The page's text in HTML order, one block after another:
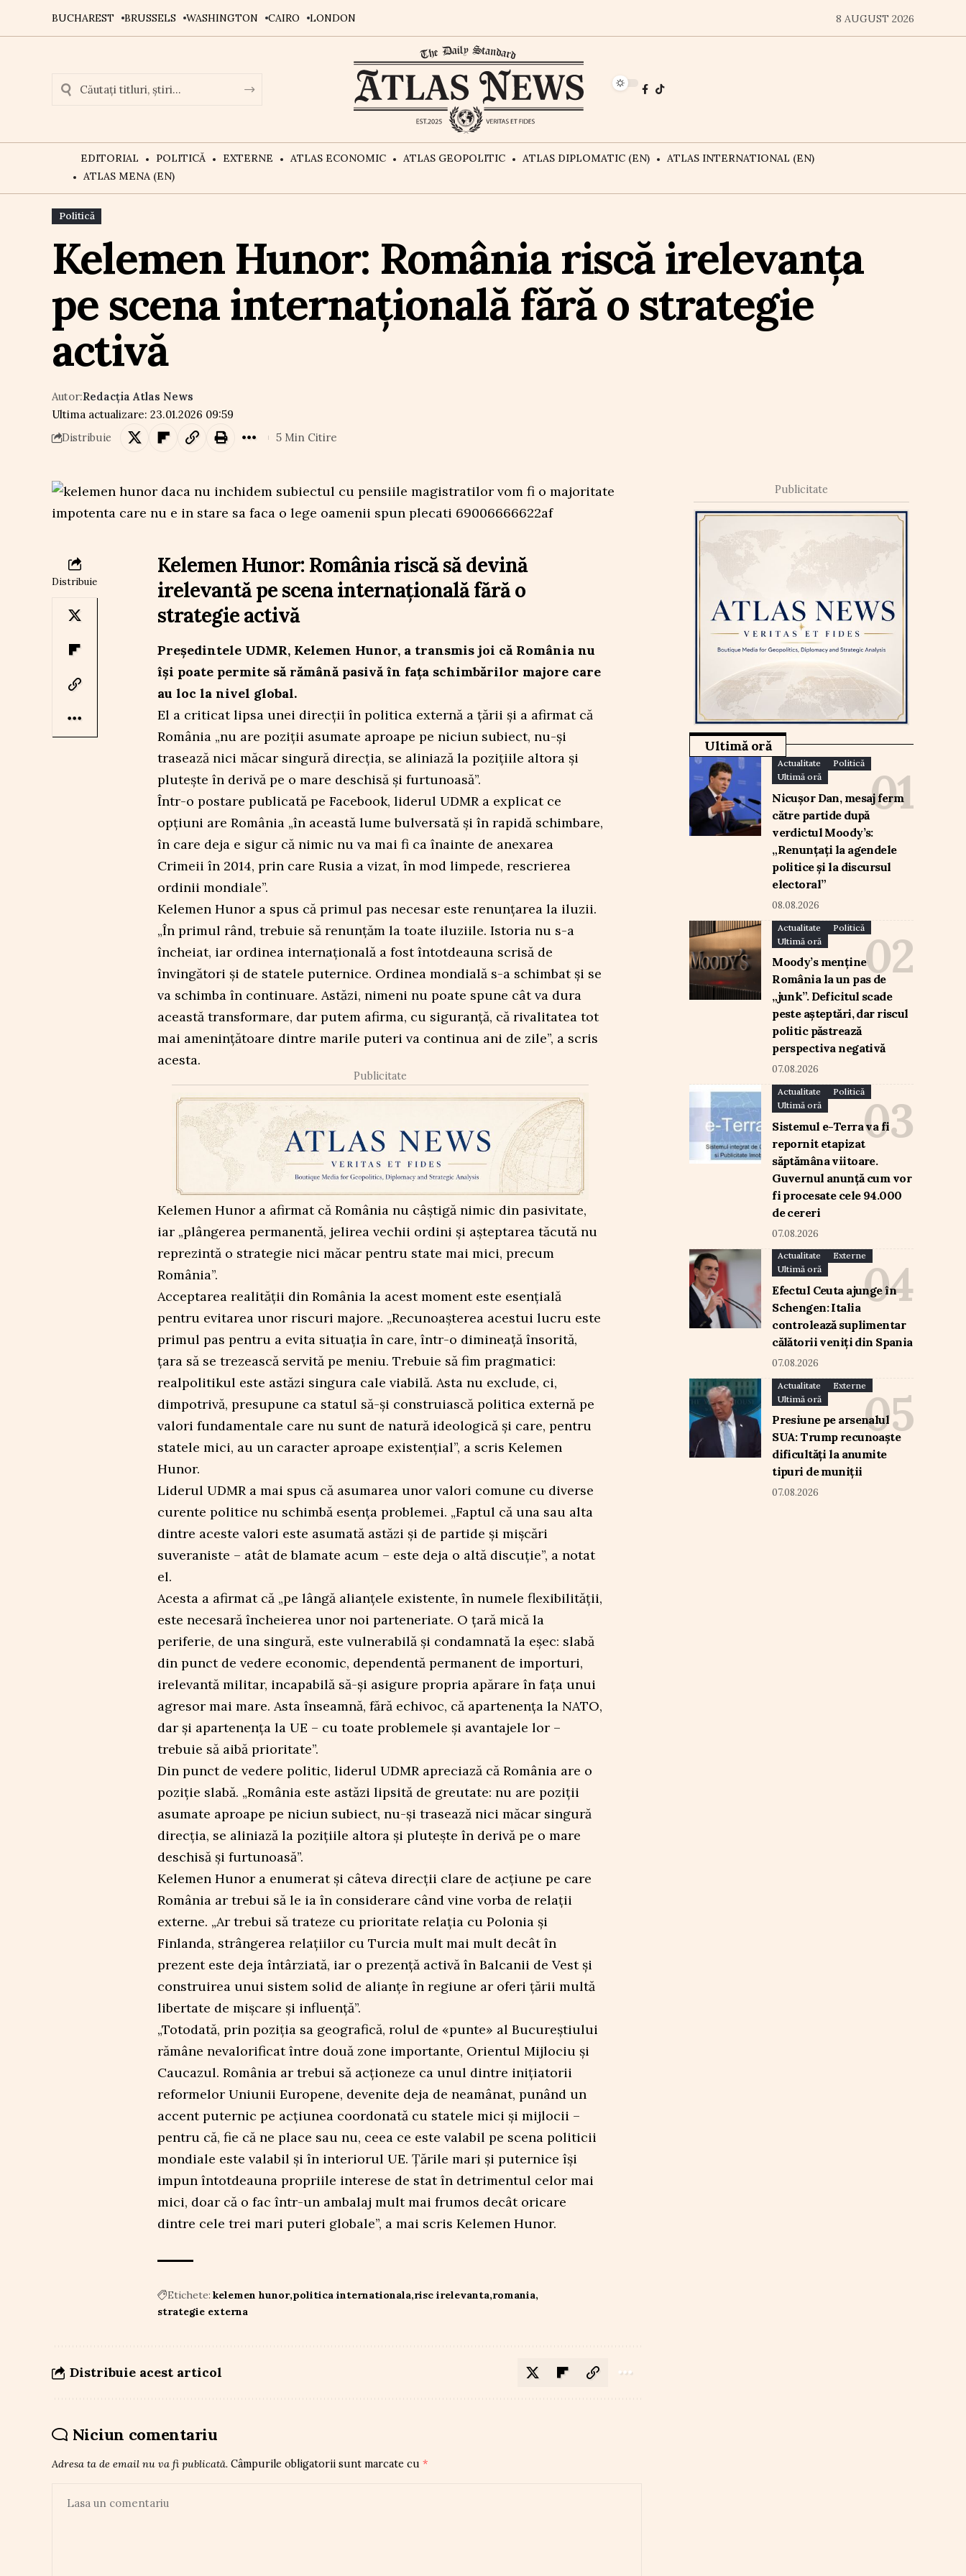
BUCHAREST BRUSSELS WASHINGTON CAIRO LONDON 8 AUGUST 2026
EDITORIAL POLITICĂ EXTERNE ATLAS ECONOMIC ATLAS GEOPOLITIC ATLAS DIPLOMATIC (EN)
ATLAS INTERNATIONAL (EN)
ATLAS MENA (EN)
Politică
Kelemen Hunor: România riscă irelevanța
pe scena internațională fără o strategie
activă
Ultima actualizare: 23.01.2026 09:59
Autor:Redacția Atlas News
Distribuie 5 Min Citire
Distribuie
Kelemen Hunor: România riscă să devină
irelevantă pe scena internațională fără o
strategie activă
Președintele UDMR, Kelemen Hunor, a transmis joi că România nu
își poate permite să rămână pasivă în fața schimbărilor majore care
au loc la nivel global.
El a criticat lipsa unei direcții în politica externă a țării și a afirmat că
România „nu are poziții asumate aproape pe niciun subiect, nu-și
trasează nici măcar singură direcția, se aliniază la pozițiile altora și
plutește în derivă pe o mare deschisă și furtunoasă”.
Într-o postare publicată pe Facebook, liderul UDMR a explicat ce
opțiuni are România „în această lume bulversată și în rapidă schimbare,
în care deja e sigur că nimic nu va mai fi ca înainte de anexarea
Crimeii în 2014, prin care Rusia a vizat, în mod limpede, rescrierea
ordinii mondiale”.
Kelemen Hunor a spus că primul pas necesar este renunțarea la iluzii.
„În primul rând, trebuie să renunțăm la toate iluziile. Istoria nu s-a
încheiat, iar ordinea internațională a fost întotdeauna scrisă de
învingători și de statele puternice. Ordinea mondială s-a schimbat și se
va schimba în continuare. Astăzi, nimeni nu poate spune cât va dura
această transformare, dar putem afirma, cu siguranță, că rivalitatea tot
mai amenințătoare dintre marile puteri va continua ani de zile”, a scris
acesta.
Publicitate
Kelemen Hunor a afirmat că România nu câștigă nimic din pasivitate,
iar „plângerea permanentă, jelirea vechii ordini și așteptarea tăcută nu
reprezintă o strategie nici măcar pentru state mai mici, precum
România”.
Acceptarea realității din România la acest moment este esențială
pentru evitarea unor riscuri majore. „Recunoașterea acestui lucru este
primul pas pentru a evita situația în care, într-o dimineață însorită,
țara să se trezească servită pe meniu. Trebuie să fim pragmatici:
realpolitikul este astăzi singura cale viabilă. Asta nu exclude, ci,
dimpotrivă, presupune ca statul să-și construiască politica externă pe
valori fundamentale care nu sunt de natură ideologică și care, pentru
statele mici, au un caracter aproape existențial”, a scris Kelemen
Hunor.
Liderul UDMR a mai spus că asumarea unor valori comune cu diverse
curente politice nu schimbă esența problemei. „Faptul că una sau alta
dintre aceste valori este asumată astăzi și de partide și mișcări
suveraniste – atât de blamate acum – este deja o altă discuție”, a notat
el.
Acesta a afirmat că „pe lângă alianțele existente, în numele flexibilității,
este necesară încheierea unor noi parteneriate. O țară mică la
periferie, de una singură, este vulnerabilă și condamnată la eșec: slabă
din punct de vedere economic, dependentă permanent de importuri,
irelevantă militar, incapabilă să-și asigure propria apărare în fața unui
agresor mai mare. Asta înseamnă, fără echivoc, că apartenența la NATO,
dar și apartenența la UE – cu toate problemele și avantajele lor –
trebuie să aibă prioritate”.
Din punct de vedere politic, liderul UDMR apreciază că România are o
poziție slabă. „România este astăzi lipsită de greutate: nu are poziții
asumate aproape pe niciun subiect, nu-și trasează nici măcar singură
direcția, se aliniază la pozițiile altora și plutește în derivă pe o mare
deschisă și furtunoasă”.
Kelemen Hunor a enumerat și câteva direcții clare de acțiune pe care
România ar trebui să le ia în considerare când vine vorba de relații
externe. „Ar trebui să trateze cu prioritate relația cu Polonia și
Finlanda, strângerea relațiilor cu Turcia mult mai mult decât în
prezent este deja întârziată, iar o prezență activă în Balcanii de Vest și
construirea unui sistem solid de alianțe în regiune ar oferi țării multă
libertate de mișcare și influență”.
„Totodată, prin poziția sa geografică, rolul de «punte» al Bucureștiului
rămâne nevalorificat între două zone importante, Orientul Mijlociu și
Caucazul. România ar trebui să acționeze ca unul dintre inițiatorii
reformelor Uniunii Europene, devenite deja de neamânat, punând un
accent puternic pe acțiunea coordonată cu statele mici și mijlocii –
pentru că, fie că ne place sau nu, ceea ce este valabil pe scena politicii
mondiale este valabil și în interiorul UE. Țările mari și puternice își
impun întotdeauna propriile interese de stat în detrimentul celor mai
mici, doar că o fac într-un ambalaj mult mai frumos decât oricare
dintre cele trei mari puteri globale”, a mai scris Kelemen Hunor.
Etichete: kelemen hunor politica internationala risc irelevanta romania
strategie externa
Distribuie acest articol
Niciun comentariu
Adresa ta de email nu va fi publicată. Câmpurile obligatorii sunt marcate cu *
Publicitate
Ultimă oră
Actualitate
Politică
Ultimă oră
Nicușor Dan, mesaj ferm
către partide după
verdictul Moody’s:
„Renunțați la agendele
politice și la discursul
electoral”
08.08.2026
Actualitate
Politică
Ultimă oră
Moody’s menține
România la un pas de
„junk”. Deficitul scade
peste așteptări, dar riscul
politic păstrează
perspectiva negativă
07.08.2026
Actualitate
Politică
Ultimă oră
Sistemul e-Terra va fi
repornit etapizat
săptămâna viitoare.
Guvernul anunță cum vor
fi procesate cele 94.000
de cereri
07.08.2026
Actualitate
Externe
Ultimă oră
Efectul Ceuta ajunge în
Schengen: Italia
controlează suplimentar
călătorii veniți din Spania
07.08.2026
Actualitate
Externe
Ultimă oră
Presiune pe arsenalul
SUA: Trump recunoaște
dificultăți la anumite
tipuri de muniții
07.08.2026